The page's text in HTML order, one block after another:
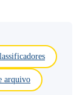
arquivo